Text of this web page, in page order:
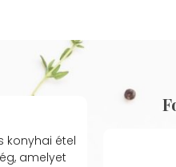
konyhai étel
amelyet